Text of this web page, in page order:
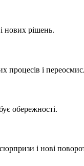
нових рішень.
процесів і
обережності.
і нові